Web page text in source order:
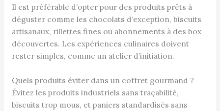
Il est préférable d’opter pour des produits prêts à
déguster comme les chocolats d’exception, biscuits
artisanaux, rillettes fines ou abonnements à des box
découvertes. Les expériences culinaires doivent
rester simples, comme un atelier d’initiation.
Quels produits éviter dans un coffret gourmand ?
Évitez les produits industriels sans traçabilité,
biscuits trop mous, et paniers standardisés sans